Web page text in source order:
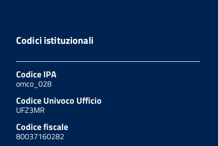
Codici istituzionali
Codice IPA
omco_028
Codice Univoco Ufficio
UFZ3MR
Codice fiscale
80037160282